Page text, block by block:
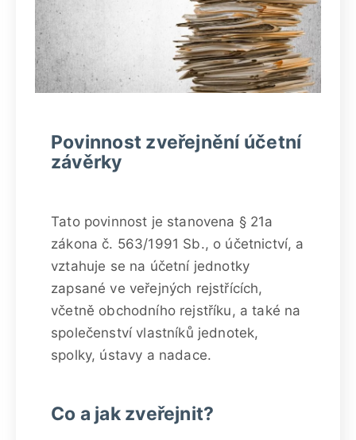
Povinnost zveřejnění účetní
závěrky
Tato povinnost je stanovena § 21a
zákona č. 563/1991 Sb., o účetnictví, a
vztahuje se na účetní jednotky
zapsané ve veřejných rejstřících,
včetně obchodního rejstříku, a také na
společenství vlastníků jednotek,
spolky, ústavy a nadace.
Co a jak zveřejnit?